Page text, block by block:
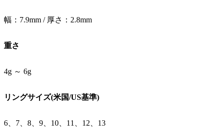
幅：7.9mm / 厚さ：2.8mm
重さ
4g ～ 6g
リングサイズ(米国/US基準)
6、7、8、9、10、11、12、13